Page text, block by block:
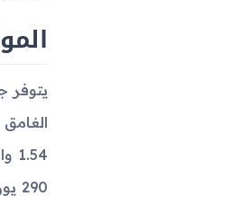
290 يورو عند إصداره.